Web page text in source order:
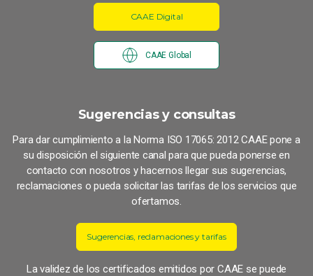
Sugerencias y consultas
Para dar cumplimiento a la Norma ISO 17065: 2012 CAAE pone a
su disposición el siguiente canal para que pueda ponerse en
contacto con nosotros y hacernos llegar sus sugerencias,
reclamaciones o pueda solicitar las tarifas de los servicios que
ofertamos.
Sugerencias, reclamaciones y tarifas
La validez de los certificados emitidos por CAAE se puede
CAAE Digital
CAAE Global